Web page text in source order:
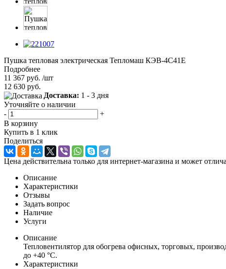
Пушка тепловая электрическая Тепломаш КЭВ-4С41Е
Подробнее
11 367 руб. /шт
12 630 руб.
Доставка: 1 - 3 дня
Уточняйте о наличии
-
+
В корзину
Купить в 1 клик
Поделиться
Цена действительна только для интернет-магазина и может
Описание
Характеристики
Отзывы
Задать вопрос
Наличие
Услуги
Описание
Тепловентилятор для обогрева офисных, торговых,
до +40 °С.
Характеристики